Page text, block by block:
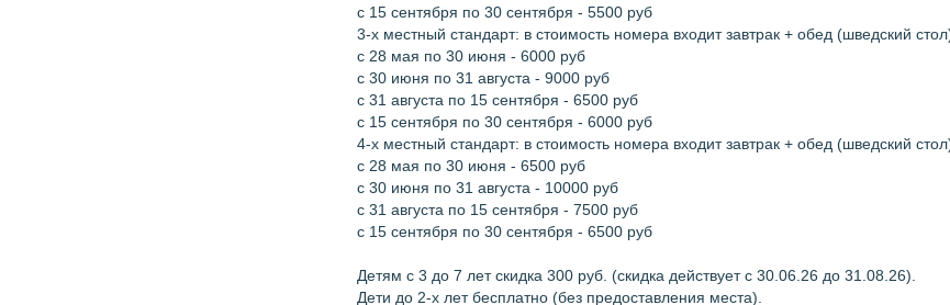
с 15 сентября по 30 сентября - 5500 руб
3-х местный стандарт: в стоимость номера входит завтрак + обед (шведский
с 28 мая по 30 июня - 6000 руб
с 30 июня по 31 августа - 9000 руб
с 31 августа по 15 сентября - 6500 руб
с 15 сентября по 30 сентября - 6000 руб
4-х местный стандарт: в стоимость номера входит завтрак + обед (шведский
с 28 мая по 30 июня - 6500 руб
с 30 июня по 31 августа - 10000 руб
с 31 августа по 15 сентября - 7500 руб
с 15 сентября по 30 сентября - 6500 руб
Детям с 3 до 7 лет скидка 300 руб. (скидка действует с 30.06.26 до 31.08.26).
Дети до 2-х лет бесплатно (без предоставления места).